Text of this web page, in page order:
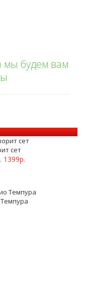
мы будем вам
сет
1399р.